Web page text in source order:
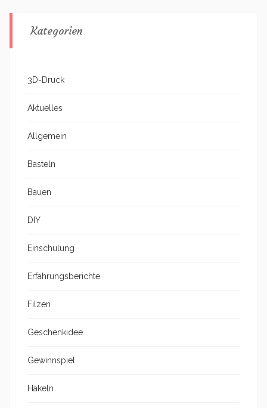
Kategorien
3D-Druck
Aktuelles
Allgemein
Basteln
Bauen
DIY
Einschulung
Erfahrungsberichte
Filzen
Geschenkidee
Gewinnspiel
Häkeln